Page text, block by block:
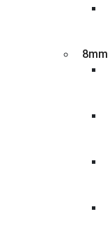
8mm